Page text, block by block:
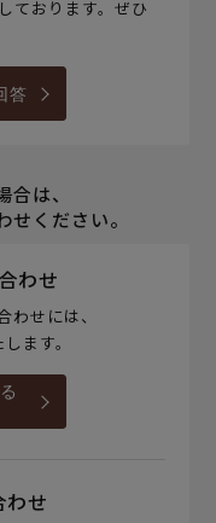
ております。ぜひ
答
は、
ください。
わせ
わせには、
ます。
せ